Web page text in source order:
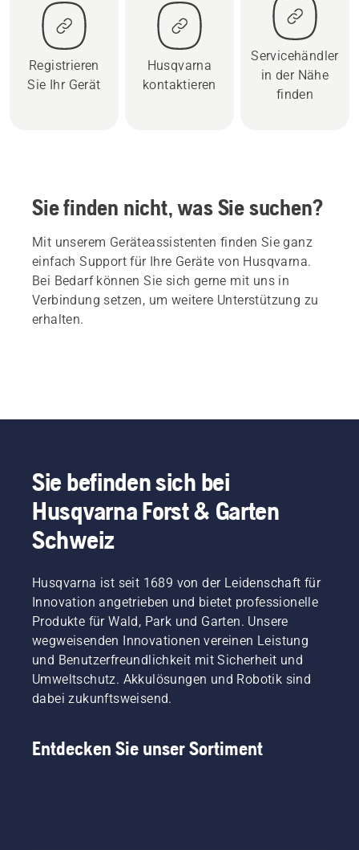
Registrieren
Sie Ihr Gerät
Husqvarna
kontaktieren
Servicehändler
in der Nähe
finden
Sie finden nicht, was Sie suchen?
Mit unserem Geräteassistenten finden Sie ganz
einfach Support für Ihre Geräte von Husqvarna.
Bei Bedarf können Sie sich gerne mit uns in
Verbindung setzen, um weitere Unterstützung zu
erhalten.
Sie befinden sich bei
Husqvarna Forst & Garten
Schweiz
Husqvarna ist seit 1689 von der Leidenschaft für
Innovation angetrieben und bietet professionelle
Produkte für Wald, Park und Garten. Unsere
wegweisenden Innovationen vereinen Leistung
und Benutzerfreundlichkeit mit Sicherheit und
Umweltschutz. Akkulösungen und Robotik sind
dabei zukunftsweisend.
Entdecken Sie unser Sortiment